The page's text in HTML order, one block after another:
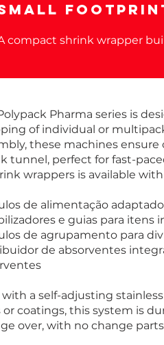
compact shrink wrapper
Pharma series is
of individual or
these machines
tunnel, perfect for fast-
wrappers is available
de alimentação
e guias para itens
de agrupamento para
de absorventes
a self-adjusting
or coatings, this system is
over, with no change